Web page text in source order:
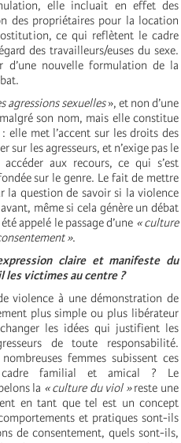
elle incluait en effet des
des propriétaires pour la location
ce qui reflètent le cadre
des travailleurs/euses du sexe.
d’une nouvelle formulation de la
agressions sexuelles», et non d’une
son nom, mais elle constitue
elle met l’accent sur les droits des
les agresseurs, et n’exige pas le
aux recours, ce qui s’est
sur le genre. Le fait de mettre
la question de savoir si la violence
même si cela génère un débat
appelé le passage d’une « culture
».
claire et manifeste du
victimes au centre ?
violence à une démonstration de
plus simple ou plus libérateur
les idées qui justifient les
de toute responsabilité.
femmes subissent ces
cadre familial et amical ? Le
la « culture du viol »reste une
en tant que tel est un concept
et pratiques sont-ils
de consentement, quels sont-ils,